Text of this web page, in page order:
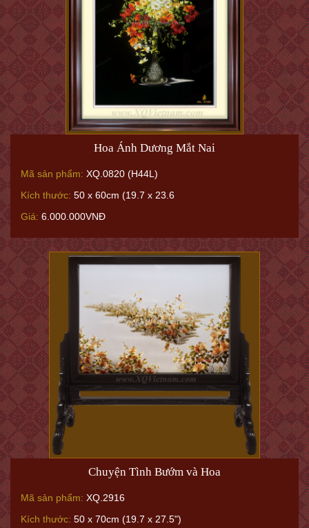
Hoa Ánh Dương Mắt Nai
Mã sản phẩm: XQ.0820 (H44L)
Kích thước: 50 x 60cm (19.7 x 23.6
Giá: 6.000.000VNĐ
Chuyện Tình Bướm và Hoa
Mã sản phẩm: XQ.2916
Kích thước: 50 x 70cm (19.7 x 27.5")